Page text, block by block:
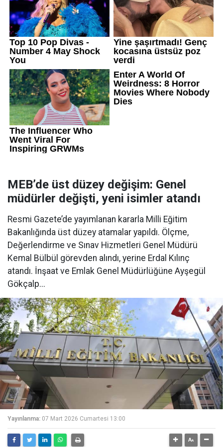
MEB’de üst düzey değişim: Genel
müdürler değişti, yeni isimler atandı
Resmi Gazete’de yayımlanan kararla Milli Eğitim
Bakanlığında üst düzey atamalar yapıldı. Ölçme,
Değerlendirme ve Sınav Hizmetleri Genel Müdürü
Kemal Bülbül görevden alındı, yerine Erdal Kılınç
atandı. İnşaat ve Emlak Genel Müdürlüğüne Ayşegül
Gökçalp...
Yayınlanma: 07 Mart 2026 Cumartesi 13:00